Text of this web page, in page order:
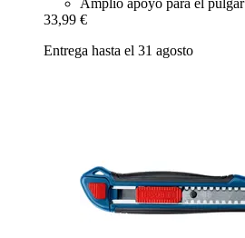
Amplio apoyo para el pulgar
33,99 €
Entrega hasta el 31 agosto